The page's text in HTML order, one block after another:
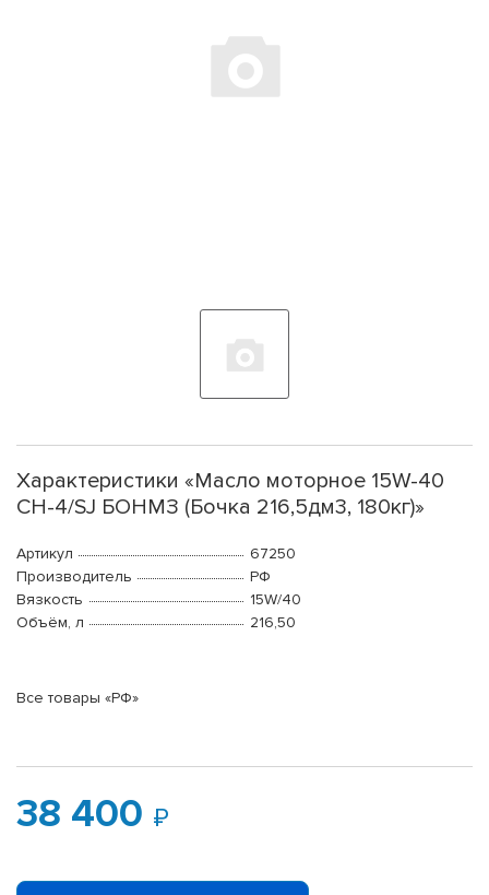
Характеристики «Масло моторное 15W-40
CH-4/SJ БОНМЗ (Бочка 216,5дм3, 180кг)»
Артикул
67250
Производитель
РФ
Вязкость
15W/40
Объём, л
216,50
Все товары «РФ»
38 400